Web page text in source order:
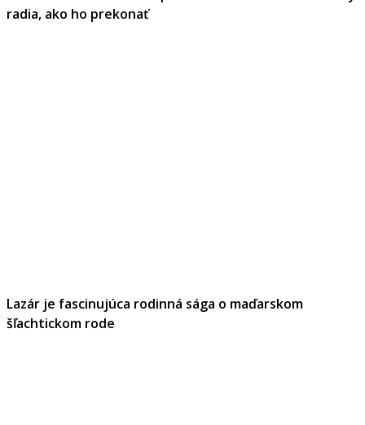
radia, ako ho prekonať
Lazár je fascinujúca rodinná sága o maďarskom
šľachtickom rode